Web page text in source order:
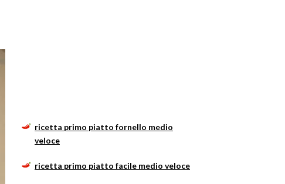
ricetta primo piatto fornello medio
veloce
ricetta primo piatto facile medio veloce